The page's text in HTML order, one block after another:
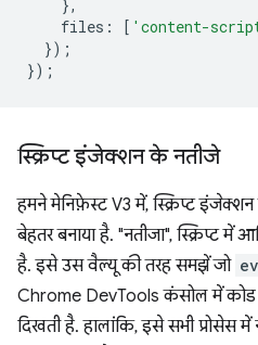
},
files : [ 'content-
});
});
स्क्रिप्ट इंजेक्शन के नतीजे
हमने मेनिफ़ेस्ट V3 में, स्क्रिप्ट
बेहतर बनाया है. "नतीजा", स्क्रिप्ट
है. इसे उस वैल्यू की तरह समझें जो
Chrome DevTools कंसोल में
दिखती है. हालांकि, इसे सभी प्रोसेस